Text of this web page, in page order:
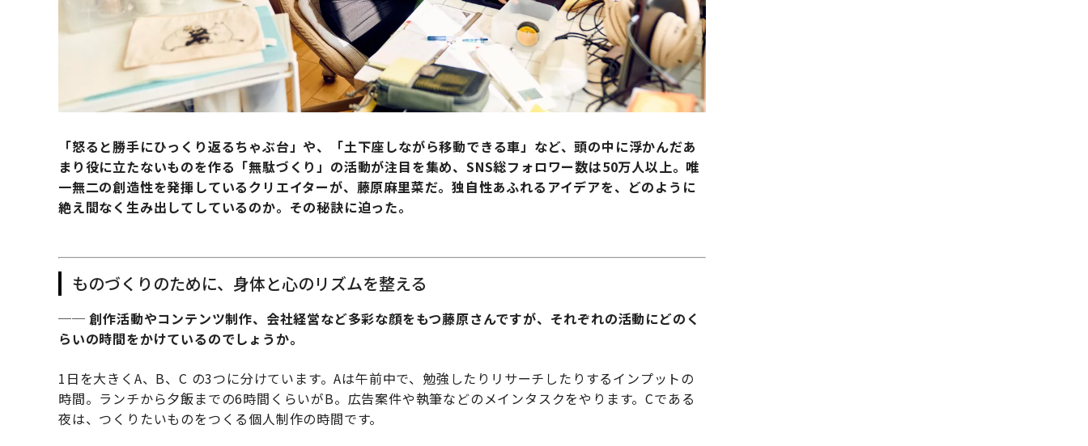
「怒ると勝手にひっくり返るちゃぶ台」や、「土下座しながら移動できる車」など、頭の中に浮かんだあ
まり役に立たないものを作る「無駄づくり」の活動が注目を集め、SNS総フォロワー数は50万人以上。唯
一無二の創造性を発揮しているクリエイターが、藤原麻里菜だ。独自性あふれるアイデアを、どのように
絶え間なく生み出してしているのか。その秘訣に迫った。
ものづくりのために、身体と心のリズムを整える
── 創作活動やコンテンツ制作、会社経営など多彩な顔をもつ藤原さんですが、それぞれの活動にどのく
らいの時間をかけているのでしょうか。
1日を大きくA、B、C の3つに分けています。Aは午前中で、勉強したりリサーチしたりするインプットの
時間。ランチから夕飯までの6時間くらいがB。広告案件や執筆などのメインタスクをやります。Cである
夜は、つくりたいものをつくる個人制作の時間です。